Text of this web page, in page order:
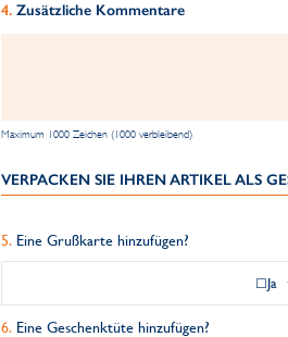
Zusätzliche Kommentare
Maximum 1000 Zeichen (1000 verbleibend)
VERPACKEN SIE IHREN ARTIKEL ALS
Eine Grußkarte hinzufügen?
Ja
Eine Geschenktüte hinzufügen?